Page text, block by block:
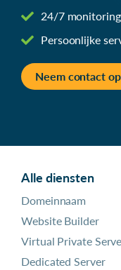
24/7 monitoring
Persoonlijke
Neem contact op
Alle diensten
Domeinnaam
Website Builder
Virtual Private
Dedicated Server